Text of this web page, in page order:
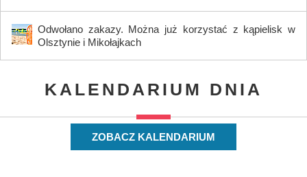
Odwołano zakazy. Można już korzystać z kąpielisk w
Olsztynie i Mikołajkach
KALENDARIUM DNIA
ZOBACZ KALENDARIUM